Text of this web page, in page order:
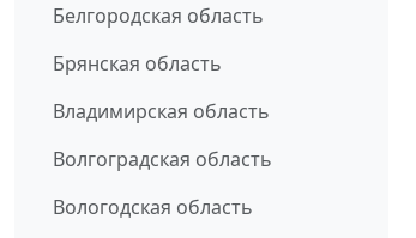
Белгородская область
Брянская область
Владимирская область
Волгоградская область
Вологодская область